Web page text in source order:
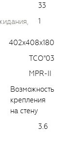
33
1
402x408x180
TCO''03
MPR-II
Возможность
крепления
на стену
3.6